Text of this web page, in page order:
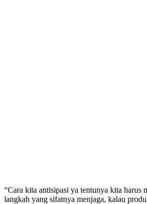
“Cara kita antisipasi ya tentunya kita harus
langkah yang sifatnya menjaga, kalau